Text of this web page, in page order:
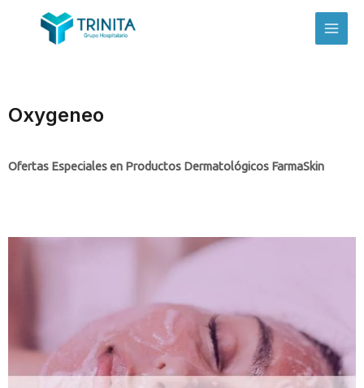
Oxygeneo
Ofertas Especiales en Productos Dermatológicos FarmaSkin